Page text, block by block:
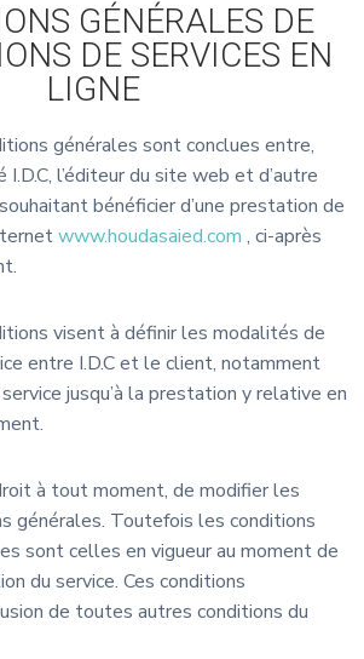
GÉNÉRALES DE
DE SERVICES EN
LIGNE
générales sont conclues entre,
I.D.C, l’éditeur du site web et d’autre
bénéficier d’une prestation de
www.houdasaied.com , ci-après
visent à définir les modalités de
entre I.D.C et le client, notamment
jusqu’à la prestation y relative en
à tout moment, de modifier les
générales. Toutefois les conditions
sont celles en vigueur au moment de
du service. Ces conditions
de toutes autres conditions du